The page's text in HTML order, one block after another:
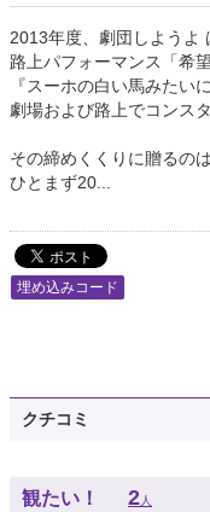
2013年度、劇団しようよ
路上パフォーマンス「希
『スーホの白い馬みたい
劇場および路上でコンス
その締めくくりに贈るの
ひとまず20...
埋め込みコード
クチコミ
観たい！ 2人